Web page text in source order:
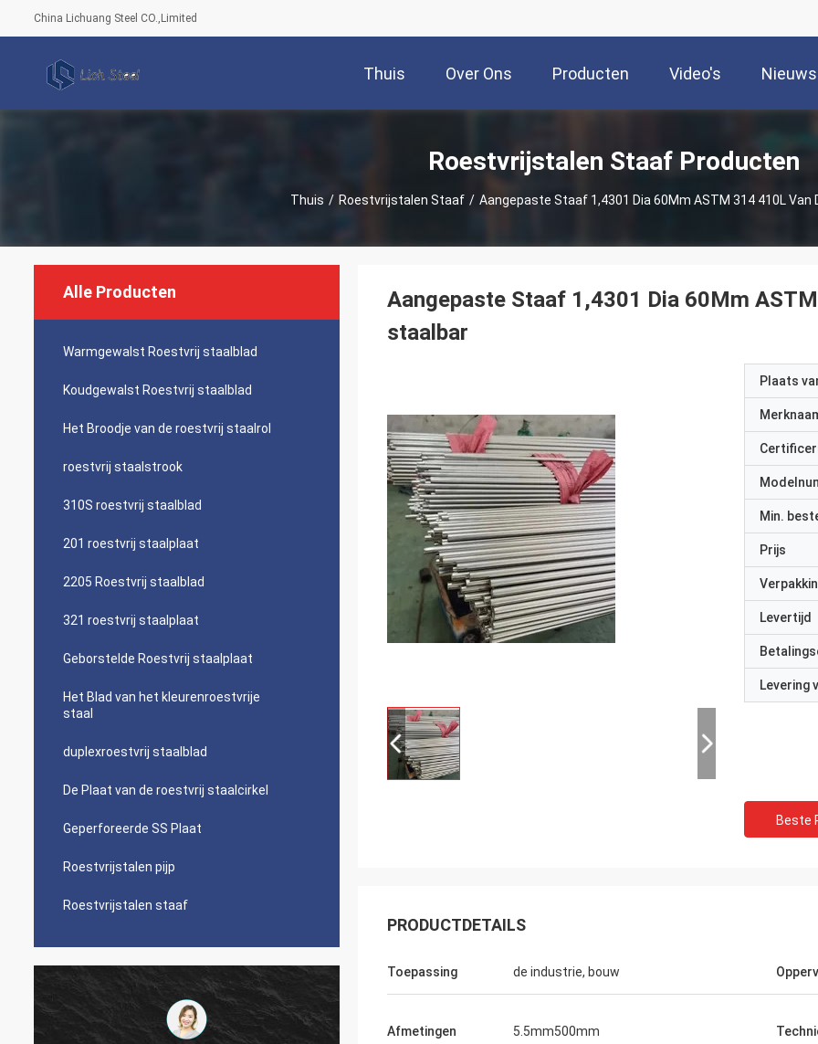
China Lichuang Steel CO.,Limited
Thuis Over Ons Producten Video's Nieuws
Roestvrijstalen Staaf Producten
Thuis / Roestvrijstalen Staaf / Aangepaste Staaf 1,4301 Dia 60Mm ASTM 314 410L Van
Alle Producten
Warmgewalst Roestvrij staalblad
Koudgewalst Roestvrij staalblad
Het Broodje van de roestvrij staalrol
roestvrij staalstrook
310S roestvrij staalblad
201 roestvrij staalplaat
2205 Roestvrij staalblad
321 roestvrij staalplaat
Geborstelde Roestvrij staalplaat
Het Blad van het kleurenroestvrije
staal
duplexroestvrij staalblad
De Plaat van de roestvrij staalcirkel
Geperforeerde SS Plaat
Roestvrijstalen pijp
Roestvrijstalen staaf
Aangepaste Staaf 1,4301 Dia 60Mm
staalbar
Plaats
Min.
Prijs
Levertijd
Levering
Beste
PRODUCTDETAILS
Toepassing de industrie, bouw
Afmetingen 5.5mm500mm